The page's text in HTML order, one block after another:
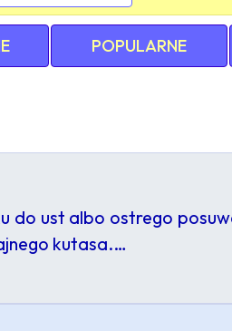
POPULARNE
do ust albo ostrego
kutasa.…